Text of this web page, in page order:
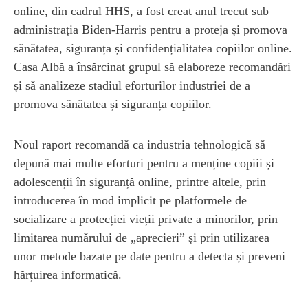
online, din cadrul HHS, a fost creat anul trecut sub
administrația Biden-Harris pentru a proteja și promova
sănătatea, siguranța și confidențialitatea copiilor online.
Casa Albă a însărcinat grupul să elaboreze recomandări
și să analizeze stadiul eforturilor industriei de a
promova sănătatea și siguranța copiilor.
Noul raport recomandă ca industria tehnologică să
depună mai multe eforturi pentru a menține copiii și
adolescenții în siguranță online, printre altele, prin
introducerea în mod implicit pe platformele de
socializare a protecției vieții private a minorilor, prin
limitarea numărului de „aprecieri” și prin utilizarea
unor metode bazate pe date pentru a detecta și preveni
hărțuirea informatică.